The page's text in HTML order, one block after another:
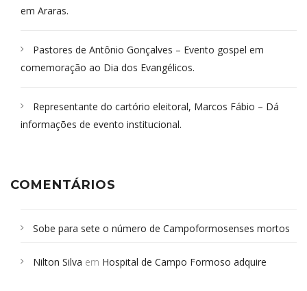
em Araras.
Pastores de Antônio Gonçalves – Evento gospel em
comemoração ao Dia dos Evangélicos.
Representante do cartório eleitoral, Marcos Fábio – Dá
informações de evento institucional.
COMENTÁRIOS
Sobe para sete o número de Campoformosenses mortos
Campoformosenses que morreram em desabamentos são
Nilton Silva em Hospital de Campo Formoso adquire